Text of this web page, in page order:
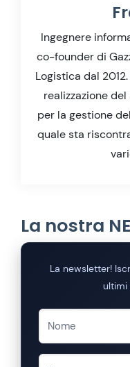
Ingegnere
co-founder di
Logistica dal
realizzazione
per la gestione
quale sta
La nostra
La newsletter!
ultimi